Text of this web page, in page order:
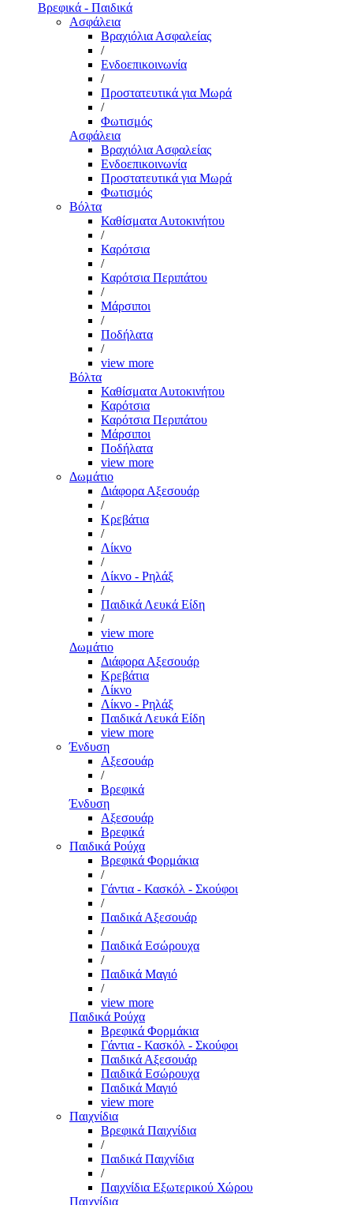
Βρεφικά - Παιδικά
Ασφάλεια
Βραχιόλια Ασφαλείας
/
Ενδοεπικοινωνία
/
Προστατευτικά για Μωρά
/
Φωτισμός
Ασφάλεια
Βραχιόλια Ασφαλείας
Ενδοεπικοινωνία
Προστατευτικά για Μωρά
Φωτισμός
Βόλτα
Καθίσματα Αυτοκινήτου
/
Καρότσια
/
Καρότσια Περιπάτου
/
Μάρσιποι
/
Ποδήλατα
/
view more
Βόλτα
Καθίσματα Αυτοκινήτου
Καρότσια
Καρότσια Περιπάτου
Μάρσιποι
Ποδήλατα
view more
Δωμάτιο
Διάφορα Αξεσουάρ
/
Κρεβάτια
/
Λίκνο
/
Λίκνο - Ρηλάξ
/
Παιδικά Λευκά Είδη
/
view more
Δωμάτιο
Διάφορα Αξεσουάρ
Κρεβάτια
Λίκνο
Λίκνο - Ρηλάξ
Παιδικά Λευκά Είδη
view more
Ένδυση
Αξεσουάρ
/
Βρεφικά
Ένδυση
Αξεσουάρ
Βρεφικά
Παιδικά Ρούχα
Βρεφικά Φορμάκια
/
Γάντια - Κασκόλ - Σκούφοι
/
Παιδικά Αξεσουάρ
/
Παιδικά Εσώρουχα
/
Παιδικά Μαγιό
/
view more
Παιδικά Ρούχα
Βρεφικά Φορμάκια
Γάντια - Κασκόλ - Σκούφοι
Παιδικά Αξεσουάρ
Παιδικά Εσώρουχα
Παιδικά Μαγιό
view more
Παιχνίδια
Βρεφικά Παιχνίδια
/
Παιδικά Παιχνίδια
/
Παιχνίδια Εξωτερικού Χώρου
Παιχνίδια